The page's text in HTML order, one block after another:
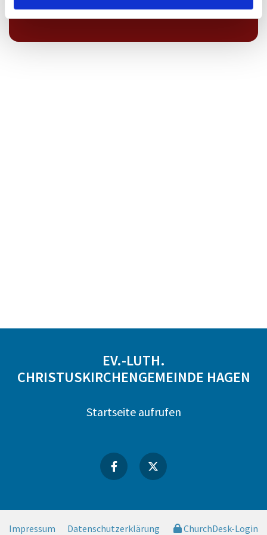
EV.-LUTH.
CHRISTUSKIRCHENGEMEINDE HAGEN
Startseite aufrufen
Impressum Datenschutzerklärung ChurchDesk-Login